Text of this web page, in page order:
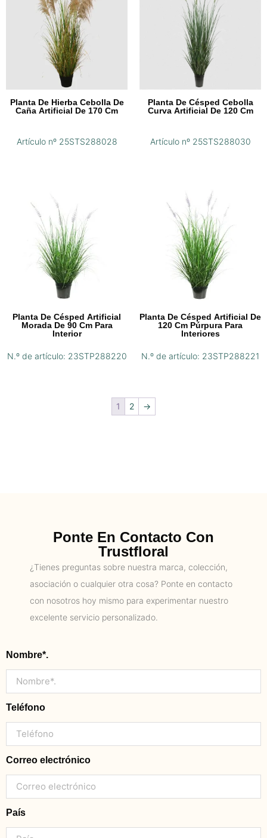
Planta De Hierba Cebolla De
Caña Artificial De 170 Cm
Artículo nº 25STS288028
Planta De Césped Cebolla
Curva Artificial De 120 Cm
Artículo nº 25STS288030
Planta De Césped Artificial
Morada De 90 Cm Para
Interior
N.º de artículo: 23STP288220
Planta De Césped Artificial De
120 Cm Púrpura Para
Interiores
N.º de artículo: 23STP288221
1 2 →
Ponte En Contacto Con
Trustfloral
¿Tienes preguntas sobre nuestra marca, colección,
asociación o cualquier otra cosa? Ponte en contacto
con nosotros hoy mismo para experimentar nuestro
excelente servicio personalizado.
Nombre*.
Teléfono
Correo electrónico
País